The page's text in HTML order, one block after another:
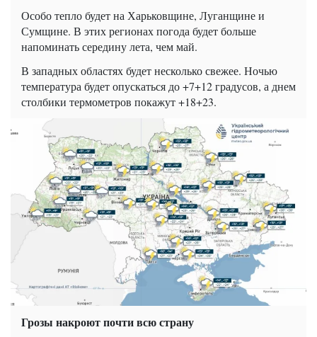
Особо тепло будет на Харьковщине, Луганщине и
Сумщине. В этих регионах погода будет больше
напоминать середину лета, чем май.
В западных областях будет несколько свежее. Ночью
температура будет опускаться до +7+12 градусов, а днем
​​столбики термометров покажут +18+23.
Грозы накроют почти всю страну